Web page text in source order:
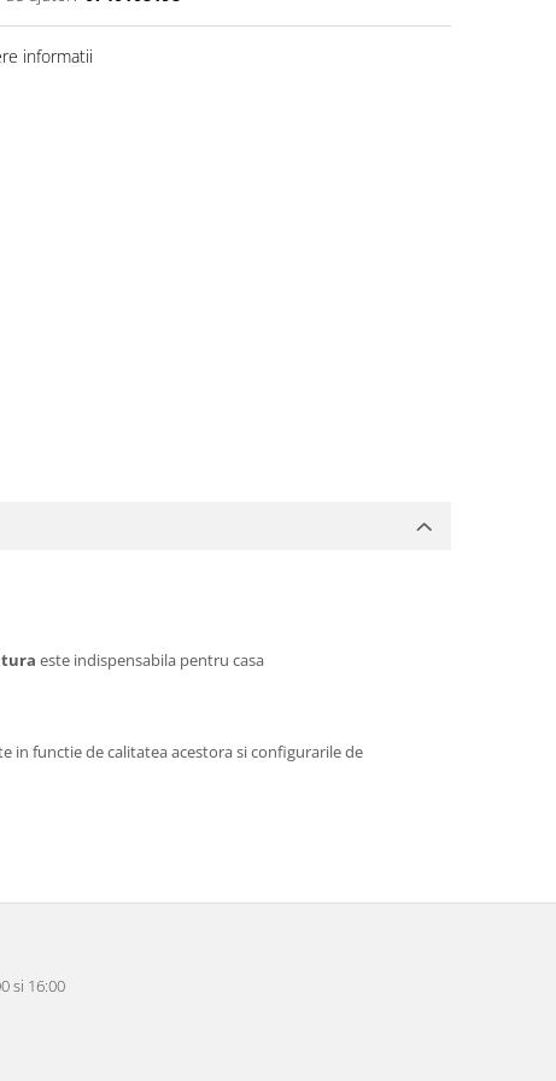
informatii
este indispensabila pentru casa
in functie de calitatea acestora si configurarile de
si 16:00